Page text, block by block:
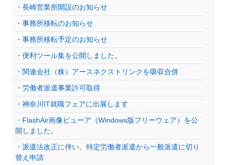
・長崎営業所開設のお知らせ
・事務所移転のお知らせ
・事務所移転予定のお知らせ
・便利ツール集を公開しました。
・関連会社（株）アースネクストリンクを吸収合併
・労働者派遣事業許可取得
・神奈川IT就職フェアに出展します
・FlashAir画像ビューア（Windows版フリーウェア）を公
開しました。
・派遣法改正に伴い、特定労働者派遣から一般派遣に切り
替え申請